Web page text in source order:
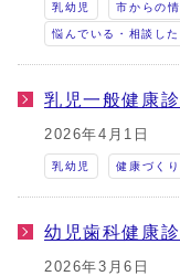
乳幼児 市からの
悩んでいる・相談し
乳児一般健康
2026年4月1日
乳幼児 健康づくり
幼児歯科健康
2026年3月6日